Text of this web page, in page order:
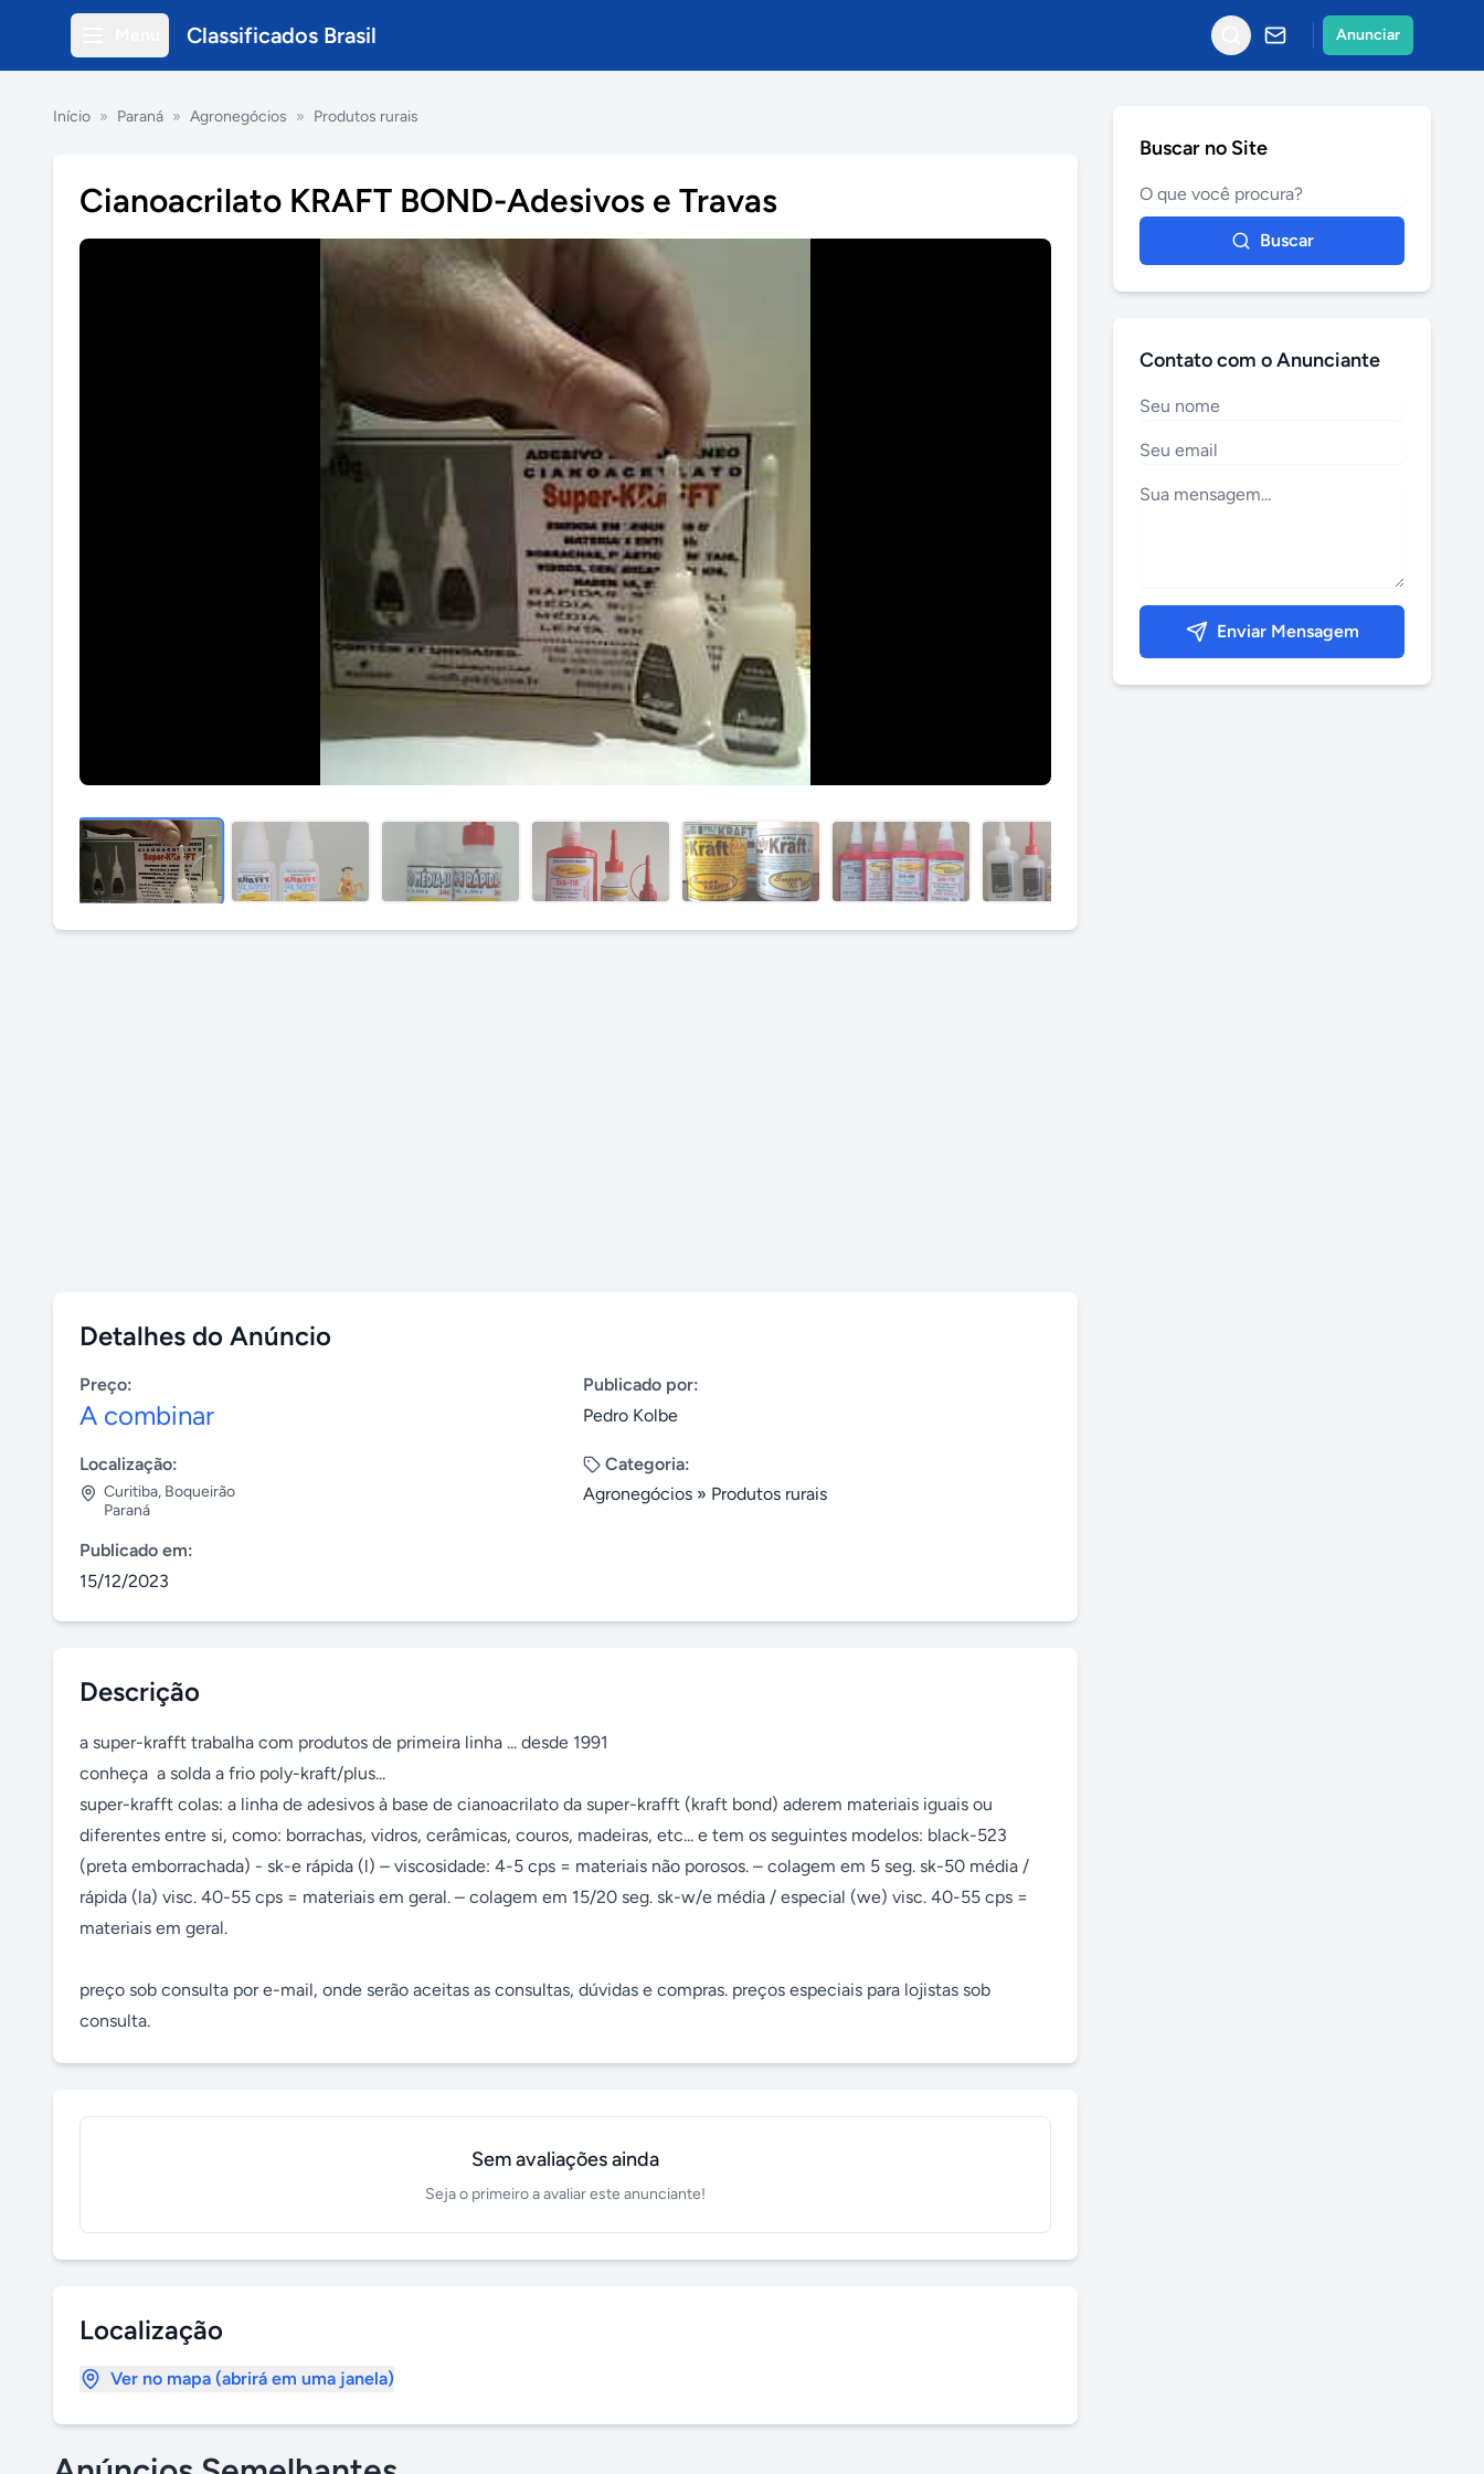
Classificados Brasil Anunciar
Início » Paraná » Agronegócios » Produtos rurais
Cianoacrilato KRAFT BOND-Adesivos e Travas
Detalhes do Anúncio
Preço:
A combinar
Publicado por:
Pedro Kolbe
Localização:
Curitiba, Boqueirão
Paraná
Categoria:
Agronegócios » Produtos rurais
Publicado em:
15/12/2023
Descrição
a super-krafft trabalha com produtos de primeira linha ... desde 1991
conheça  a solda a frio poly-kraft/plus...
super-krafft colas: a linha de adesivos à base de cianoacrilato da super-krafft (kraft bond) aderem materiais iguais ou
diferentes entre si, como: borrachas, vidros, cerâmicas, couros, madeiras, etc... e tem os seguintes modelos: black-523
(preta emborrachada) - sk-e rápida (l) – viscosidade: 4-5 cps = materiais não porosos. – colagem em 5 seg. sk-50 média /
rápida (la) visc. 40-55 cps = materiais em geral. – colagem em 15/20 seg. sk-w/e média / especial (we) visc. 40-55 cps =
materiais em geral.
preço sob consulta por e-mail, onde serão aceitas as consultas, dúvidas e compras. preços especiais para lojistas sob
consulta.
Sem avaliações ainda
Seja o primeiro a avaliar este anunciante!
Localização
Ver no mapa (abrirá em uma janela)
Buscar no Site
Buscar
Contato com o Anunciante
Enviar Mensagem